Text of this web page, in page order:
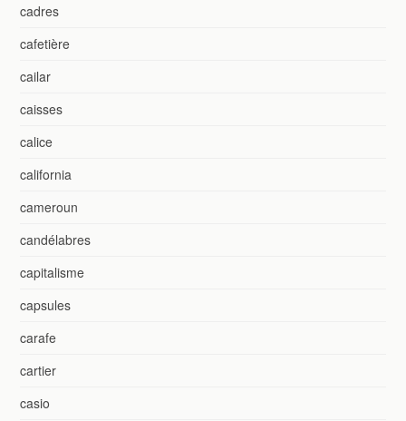
cadres
cafetière
cailar
caisses
calice
california
cameroun
candélabres
capitalisme
capsules
carafe
cartier
casio